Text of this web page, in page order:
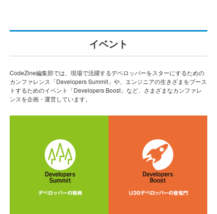
イベント
CodeZine編集部では、現場で活躍するデベロッパーをスターにするための
カンファレンス「Developers Summit」や、エンジニアの生きざまをブース
トするためのイベント「Developers Boost」など、さまざまなカンファレ
ンスを企画・運営しています。